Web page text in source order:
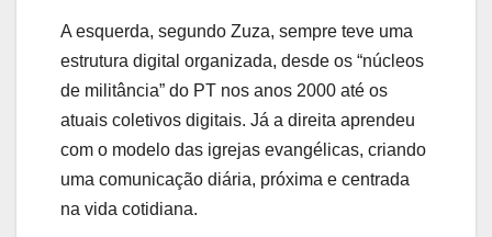
A esquerda, segundo Zuza, sempre teve uma
estrutura digital organizada, desde os “núcleos
de militância” do PT nos anos 2000 até os
atuais coletivos digitais. Já a direita aprendeu
com o modelo das igrejas evangélicas, criando
uma comunicação diária, próxima e centrada
na vida cotidiana.